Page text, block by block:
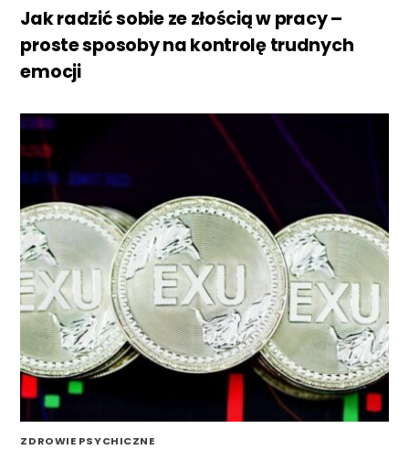
Jak radzić sobie ze złością w pracy –
proste sposoby na kontrolę trudnych
emocji
ZDROWIE PSYCHICZNE